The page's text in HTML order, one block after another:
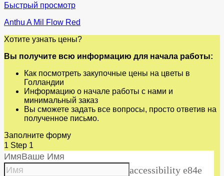
Быстрый просмотр
Anthu A Mil Flow Red
Хотите узнать цены?
Вы получите всю информацию для начала работы:
Как посмотреть закупочные цены на цветы в
Голландии
Информацию о начале работы с нами и
минимальный заказ
Вы сможете задать все вопросы, просто ответив на
полученное письмо.
Заполните форму
1 Step 1
ИмяВаше Имя
accessibility e84e